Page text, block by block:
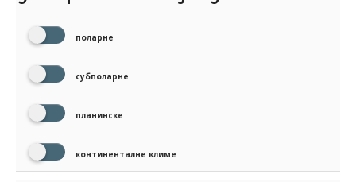
поларне
субполарне
планинске
континенталне климе